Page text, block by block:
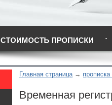
СТОИМОСТЬ ПРОПИСКИ
Главная страница
Временная